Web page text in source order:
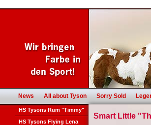
News All about Tyson Sorry Sold
HS Tysons Rum "Timmy"
HS Tysons Flying Lena
Smart Little